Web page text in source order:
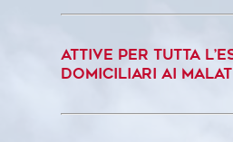
Attive per tutta
domiciliari ai